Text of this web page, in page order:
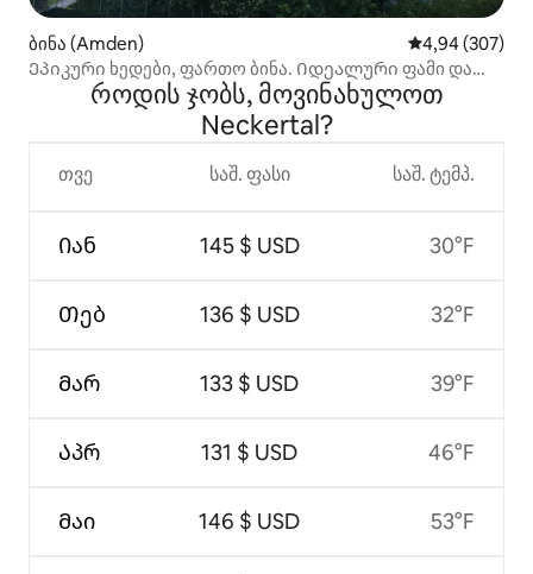
ბინა (Amden) საშუალო
4,94 (307)
Ეპიკური ხედები, ფართო ბინა. Იდეალური ფამი და
მეგობრებიროდის ჯობს, მოვინახულოთ
Neckertal?
თვე
Იან
Თებ
Მარ
Აპრ
Მაი
საშ. ფასი
145 $ USD
136 $ USD
133 $ USD
131 $ USD
146 $ USD
საშ. ტემპ.
30°F
32°F
39°F
46°F
53°F